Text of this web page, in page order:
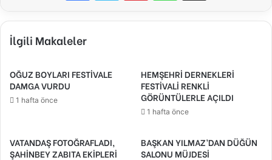
İlgili Makaleler
OĞUZ BOYLARI FESTİVALE
DAMGA VURDU
1 hafta önce
HEMŞEHRİ DERNEKLERİ
FESTİVALİ RENKLİ
GÖRÜNTÜLERLE AÇILDI
1 hafta önce
VATANDAŞ FOTOĞRAFLADI,
ŞAHİNBEY ZABITA EKİPLERİ
BAŞKAN YILMAZ’DAN DÜĞÜN
SALONU MÜJDESİ